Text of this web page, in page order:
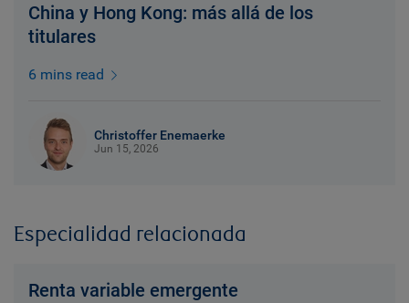
China y Hong Kong: más allá de los
titulares
6 mins read
Christoffer Enemaerke
Jun 15, 2026
Especialidad relacionada
Renta variable emergente